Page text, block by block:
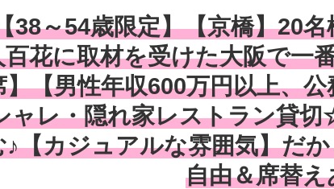
38～54歳限定】【京橋】20
百花に取材を受けた大阪で一
】【男性年収600万円以上、
ャレ・隠れ家レストラン貸
♪【カジュアルな雰囲気】だ
自由＆席替え